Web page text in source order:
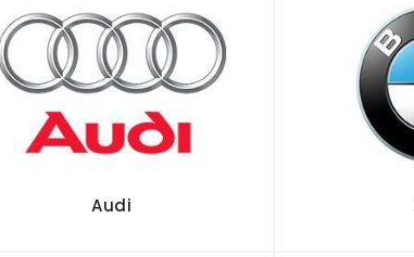
Audi